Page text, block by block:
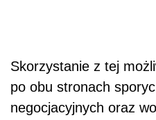
Skorzystanie z tej
po obu stronach
negocjacyjnych oraz